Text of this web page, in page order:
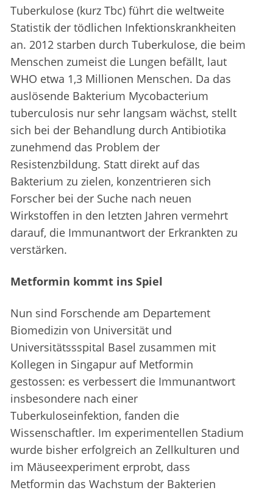
Tuberkulose (kurz Tbc) führt die weltweite
Statistik der tödlichen Infektionskrankheiten
an. 2012 starben durch Tuberkulose, die beim
Menschen zumeist die Lungen befällt, laut
WHO etwa 1,3 Millionen Menschen. Da das
auslösende Bakterium Mycobacterium
tuberculosis nur sehr langsam wächst, stellt
sich bei der Behandlung durch Antibiotika
zunehmend das Problem der
Resistenzbildung. Statt direkt auf das
Bakterium zu zielen, konzentrieren sich
Forscher bei der Suche nach neuen
Wirkstoffen in den letzten Jahren vermehrt
darauf, die Immunantwort der Erkrankten zu
verstärken.
Metformin kommt ins Spiel
Nun sind Forschende am Departement
Biomedizin von Universität und
Universitätssspital Basel zusammen mit
Kollegen in Singapur auf Metformin
gestossen: es verbessert die Immunantwort
insbesondere nach einer
Tuberkuloseinfektion, fanden die
Wissenschaftler. Im experimentellen Stadium
wurde bisher erfolgreich an Zellkulturen und
im Mäuseexperiment erprobt, dass
Metformin das Wachstum der Bakterien